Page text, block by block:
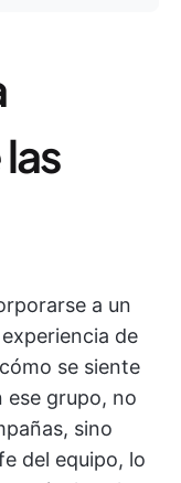
a un
de
se siente
ese grupo, no
sino
del equipo, lo